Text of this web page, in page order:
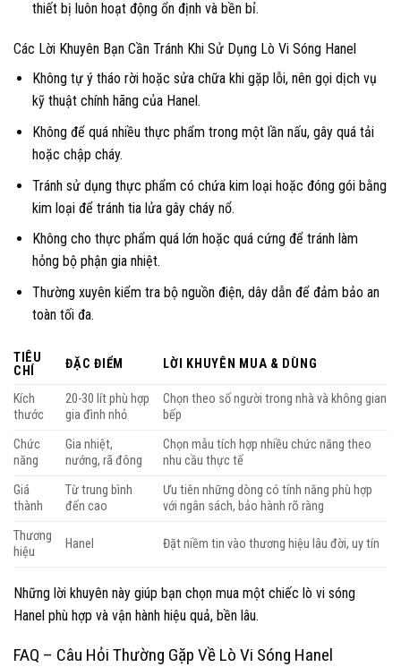
thiết bị luôn hoạt động ổn định và bền bỉ.
Các Lời Khuyên Bạn Cần Tránh Khi Sử Dụng Lò Vi Sóng Hanel
Không tự ý tháo rời hoặc sửa chữa khi gặp lỗi, nên gọi dịch vụ
kỹ thuật chính hãng của Hanel.
Không để quá nhiều thực phẩm trong một lần nấu, gây quá tải
hoặc chập cháy.
Tránh sử dụng thực phẩm có chứa kim loại hoặc đóng gói bằng
kim loại để tránh tia lửa gây cháy nổ.
Không cho thực phẩm quá lớn hoặc quá cứng để tránh làm
hỏng bộ phận gia nhiệt.
Thường xuyên kiểm tra bộ nguồn điện, dây dẫn để đảm bảo an
toàn tối đa.
TIÊU
CHÍ
ĐẶC ĐIỂM LỜI KHUYÊN MUA & DÙNG
Kích
thước
20-30 lít phù hợp
gia đình nhỏ
Chọn theo số người trong nhà và không gian
bếp
Chức
năng
Gia nhiệt,
nướng, rã đông
Chọn mẫu tích hợp nhiều chức năng theo
nhu cầu thực tế
Giá
thành
Từ trung bình
đến cao
Ưu tiên những dòng có tính năng phù hợp
với ngân sách, bảo hành rõ ràng
Thương
hiệu
Hanel Đặt niềm tin vào thương hiệu lâu đời, uy tín
Những lời khuyên này giúp bạn chọn mua một chiếc lò vi sóng
Hanel phù hợp và vận hành hiệu quả, bền lâu.
FAQ – Câu Hỏi Thường Gặp Về Lò Vi Sóng Hanel